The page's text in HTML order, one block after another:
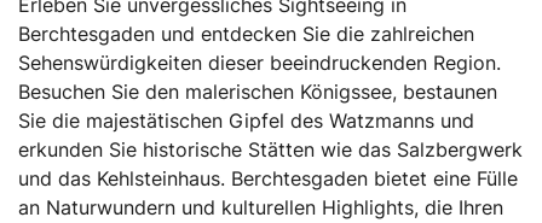
Erleben Sie unvergessliches Sightseeing in
Berchtesgaden und entdecken Sie die zahlreichen
Sehenswürdigkeiten dieser beeindruckenden Region.
Besuchen Sie den malerischen Königssee, bestaunen
Sie die majestätischen Gipfel des Watzmanns und
erkunden Sie historische Stätten wie das Salzbergwerk
und das Kehlsteinhaus. Berchtesgaden bietet eine Fülle
an Naturwundern und kulturellen Highlights, die Ihren